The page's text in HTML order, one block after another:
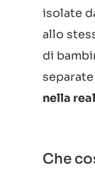
isolate
allo
di
nella
Che